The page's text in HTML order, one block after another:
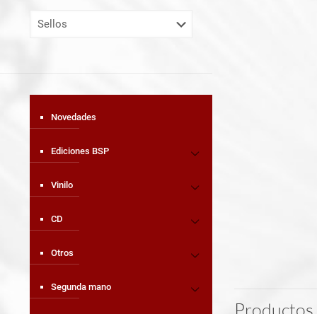
Novedades
Ediciones BSP
Vinilo
CD
Otros
Segunda mano